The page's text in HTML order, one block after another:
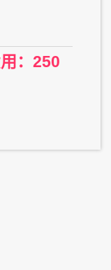
：250